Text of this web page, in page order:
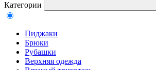
Категории
Пиджаки
Брюки
Рубашки
Верхняя одежда